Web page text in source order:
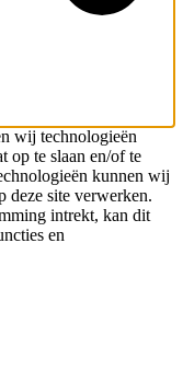
wij technologieën
op te slaan en/of te
kunnen wij
deze site verwerken.
intrekt, kan dit
en